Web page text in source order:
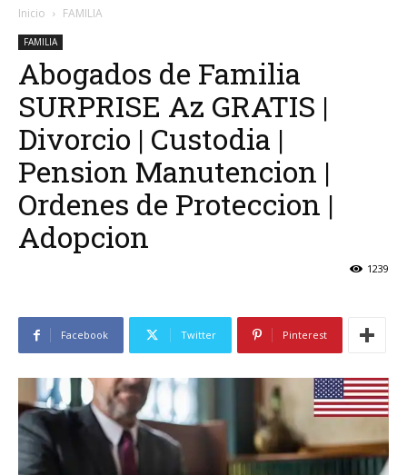
Inicio FAMILIA
FAMILIA
Abogados de Familia
SURPRISE Az GRATIS |
Divorcio | Custodia |
Pension Manutencion |
Ordenes de Proteccion |
Adopcion
1239
Facebook Twitter Pinterest